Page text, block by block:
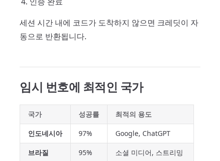
세션 시간 내에 코드가 도착하지 않으면 크레딧이 자
동으로 반환됩니다.
임시 번호에 최적인 국가
국가 성공률 최적의 용도
인도네시아 97% Google, ChatGPT
브라질 95% 소셜 미디어, 스트리밍